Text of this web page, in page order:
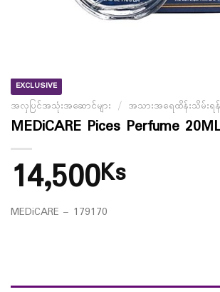
EXCLUSIVE
အလှပြင်အသုံးအဆောင်များ / အသားအရေထိန်းသိမ်းရန်
MEDiCARE Pices Perfume
14,500Ks
MEDiCARE – 179170